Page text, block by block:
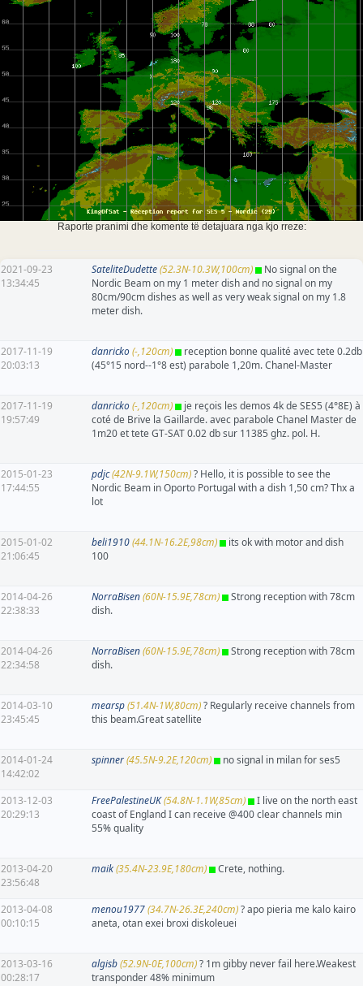
Raporte pranimi dhe komente të detajuara nga kjo rreze:
2021-09-23
13:34:45
SateliteDudette(52.3N-10.3W,100cm)
No signal on the
Nordic Beam on my 1 meter dish and no signal on my
80cm/90cm dishes as well as very weak signal on my 1.8
meter dish.
2017-11-19
20:03:13
danricko(-,120cm)
reception bonne qualité avec tete 0.2db
(45°15 nord--1°8 est) parabole 1,20m. Chanel-Master
2017-11-19
19:57:49
danricko(-,120cm)
je reçois les demos 4k de SES5 (4°8E) à
coté de Brive la Gaillarde. avec parabole Chanel Master de
1m20 et tete GT-SAT 0.02 db sur 11385 ghz. pol. H.
2015-01-23
17:44:55
pdjc(42N-9.1W,150cm)? Hello, it is possible to see the
Nordic Beam in Oporto Portugal with a dish 1,50 cm? Thx a
lot
2015-01-02
21:06:45
beli1910(44.1N-16.2E,98cm)
its ok with motor and dish
100
2014-04-26
22:38:33
NorraBisen(60N-15.9E,78cm)
Strong reception with 78cm
dish.
2014-04-26
22:34:58
NorraBisen(60N-15.9E,78cm)
Strong reception with 78cm
dish.
2014-03-10
23:45:45
mearsp(51.4N-1W,80cm)? Regularly receive channels from
this beam.Great satellite
2014-01-24
14:42:02
spinner(45.5N-9.2E,120cm) no signal in milan for ses5
2013-12-03
20:29:13
FreePalestineUK(54.8N-1.1W,85cm)
I live on the north east
coast of England I can receive @400 clear channels min
55% quality
2013-04-20
23:56:48
maik(35.4N-23.9E,180cm) Crete, nothing.
2013-04-08
00:10:15
menou1977(34.7N-26.3E,240cm)? apo pieria me kalo kairo
aneta, otan exei broxi diskoleuei
2013-03-16
00:28:17
algisb(52.9N-0E,100cm)? 1m gibby never fail here.Weakest
transponder 48% minimum